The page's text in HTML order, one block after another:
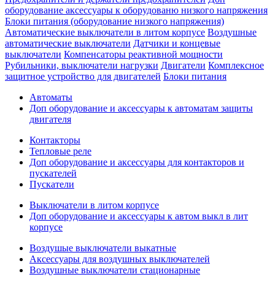
оборудование аксессуары к оборудованю низкого напряжения
Блоки питания (оборудование низкого напряжения)
Автоматические выключатели в литом корпусе Воздушные
автоматические выключатели Датчики и концевые
выключатели Компенсаторы реактивной мощности
Рубильники, выключатели нагрузки Двигатели Комплексное
защитное устройство для двигателей Блоки питания
Автоматы
Доп оборудование и аксессуары к автоматам защиты
двигателя
Контакторы
Тепловые реле
Доп оборудование и аксессуары для контакторов и
пускателей
Пускатели
Выключатели в литом корпусе
Доп оборудование и аксессуары к автом выкл в лит
корпусе
Воздушые выключатели выкатные
Аксессуары для воздушных выключателей
Воздушные выключатели стационарные